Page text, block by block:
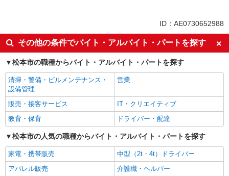
社会保険あり
まかない・食事補助
社員登用あり
深夜
ID：AE0730652988
その他の条件でバイト・アルバイト・パートを探す
松本市の職種からバイト・アルバイト・パートを探す
清掃・警備・ビルメンテナンス・
設備管理
営業
販売・接客サービス
IT・クリエイティブ
教育・保育
ドライバー・配達
松本市の人気の職種からバイト・アルバイト・パートを探す
家電・携帯販売
中型（2t・4t）ドライバー
アパレル販売
介護職・ヘルパー